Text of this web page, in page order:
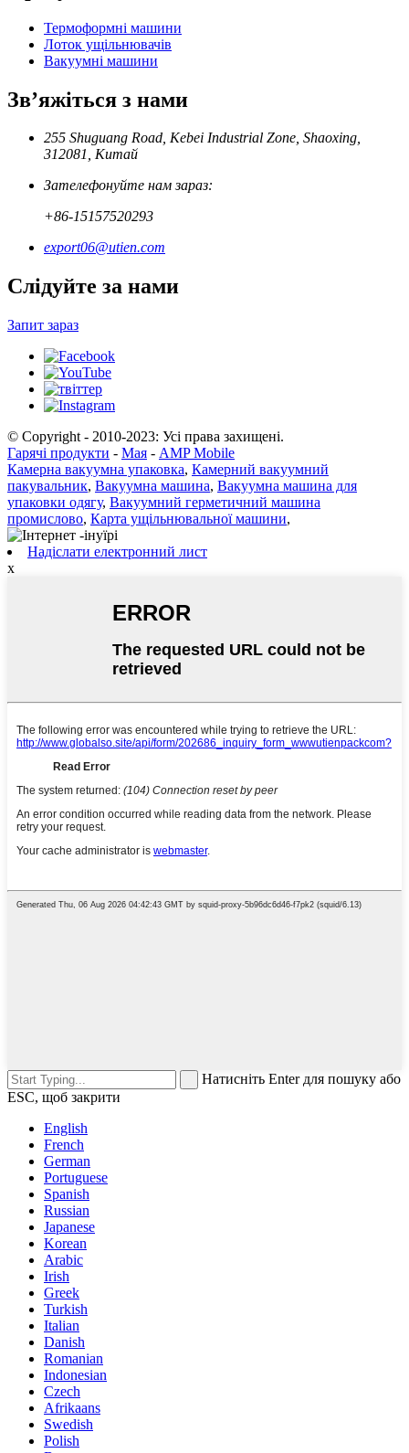
Термоформні машини
Лоток ущільнювачів
Вакуумні машини
Зв’яжіться з нами
255 Shuguang Road, Kebei Industrial Zone, Shaoxing,
312081, Китай
Зателефонуйте нам зараз:
+86-15157520293
export06@utien.com
Слідуйте за нами
Запит зараз
© Copyright - 2010-2023: Усі права захищені.
Гарячі продукти - Мая - AMP Mobile
Камерна вакуумна упаковка, Камерний вакуумний
пакувальник, Вакуумна машина, Вакуумна машина для
упаковки одягу, Вакуумний герметичний машина
промислово, Карта ущільнювальної машини,
Надіслати електронний лист
x
Натисніть Enter для пошуку або
ESC, щоб закрити
English
French
German
Portuguese
Spanish
Russian
Japanese
Korean
Arabic
Irish
Greek
Turkish
Italian
Danish
Romanian
Indonesian
Czech
Afrikaans
Swedish
Polish